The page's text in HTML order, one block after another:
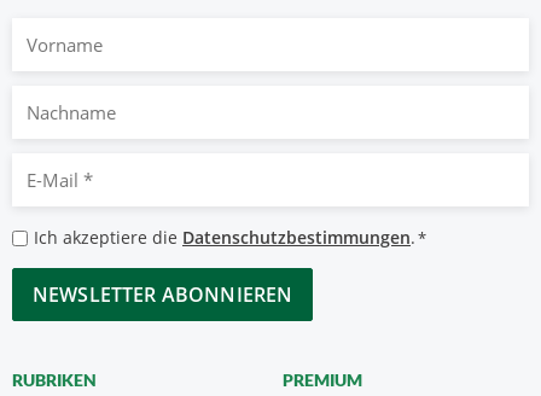
Vorname
Nachname
Mail
*
Datenschutzbestimmungen
*
Ich akzeptiere die Datenschutzbestimmungen.*
CAPTCHA
RUBRIKEN PREMIUM